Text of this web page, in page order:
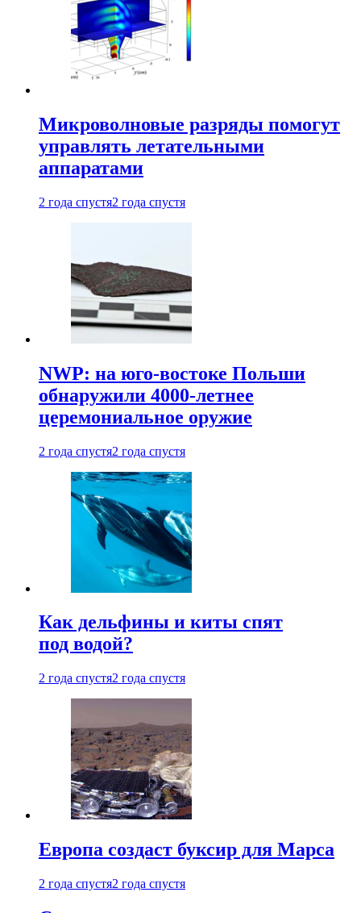
Микроволновые разряды помогут
управлять летательными
аппаратами
2 года спустя2 года спустя
NWP: на юго-востоке Польши
обнаружили 4000-летнее
церемониальное оружие
2 года спустя2 года спустя
Как дельфины и киты спят
под водой?
2 года спустя2 года спустя
Европа создаст буксир для Марса
2 года спустя2 года спустя